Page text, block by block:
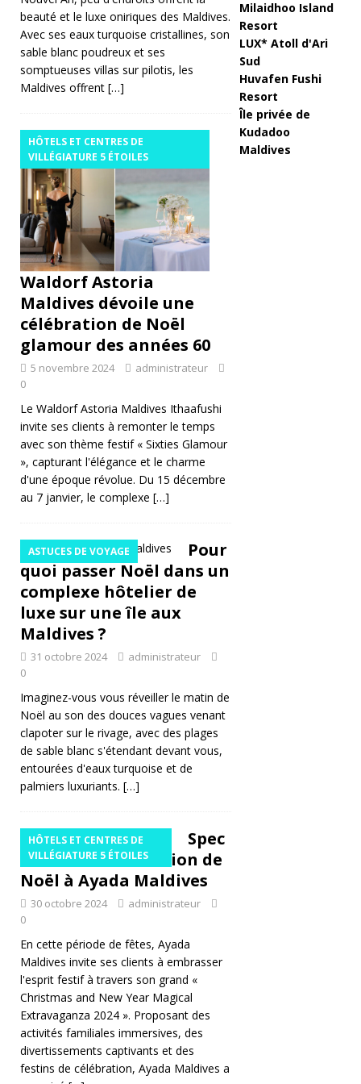
e
p
ri
lu
H
T
EL
C
N
R
VI
beauté et le luxe oniriques des Maldives.
Avec ses eaux turquoise cristallines, son
sable blanc poudreux et ses
somptueuses villas sur pilotis, les
Maldives offrent […]
HÔTELS ET CENTRES DE
VILLÉGIATURE 5 ÉTOILES
Waldorf Astoria
Maldives dévoile une
célébration de Noël
glamour des années 60
5 novembre 2024
administrateur
0
Le Waldorf Astoria Maldives Ithaafushi
invite ses clients à remonter le temps
avec son thème festif « Sixties Glamour
», capturant l'élégance et le charme
d'une époque révolue. Du 15 décembre
au 7 janvier, le complexe […]
ASTUCES DE VOYAGE
Pour
quoi passer Noël dans un
complexe hôtelier de
luxe sur une île aux
Maldives ?
31 octobre 2024
administrateur
0
Imaginez-vous vous réveiller le matin de
Noël au son des douces vagues venant
clapoter sur le rivage, avec des plages
de sable blanc s'étendant devant vous,
entourées d'eaux turquoise et de
palmiers luxuriants. […]
HÔTELS ET CENTRES DE
VILLÉGIATURE 5 ÉTOILES
Spec
taculaire célébration de
Noël à Ayada Maldives
30 octobre 2024
administrateur
0
En cette période de fêtes, Ayada
Maldives invite ses clients à embrasser
l'esprit festif à travers son grand «
Christmas and New Year Magical
Extravaganza 2024 ». Proposant des
activités familiales immersives, des
divertissements captivants et des
festins de célébration, Ayada Maldives a
Milaidhoo Island
Resort
LUX* Atoll d'Ari
Sud
Huvafen Fushi
Resort
Île privée de
Kudadoo
Maldives